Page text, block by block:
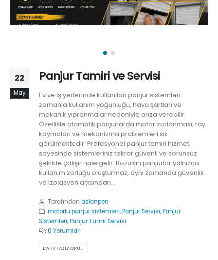
22
May
Panjur Tamiri ve Servisi
Ev ve iş yerlerinde kullanılan panjur sistemleri
zamanla kullanım yoğunluğu, hava şartları ve
mekanik yıpranmalar nedeniyle arıza verebilir.
Özellikle otomatik panjurlarda motor zorlanması, ray
kaymaları ve mekanizma problemleri sık
görülmektedir. Profesyonel panjur tamiri hizmeti
sayesinde sistemleriniz tekrar güvenli ve sorunsuz
şekilde çalışır hale gelir. Bozulan panjurlar yalnızca
kullanım zorluğu oluşturmaz, aynı zamanda güvenlik
ve izolasyon açısından...
Tarafından aslanpen
motorlu panjur sistemleri,Panjur Servisi,Panjur
Sistemleri,Panjur Tamir Servisi
0 Yorumlar
DAHA FAZLA OKU...